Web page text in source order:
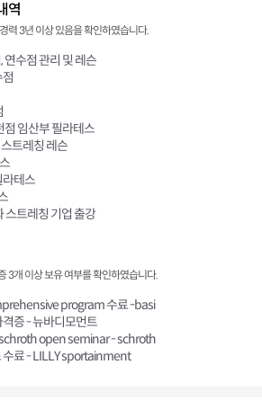
역
력 3년 이상 있음을 확인하였습니다.
연수점 관리 및 레슨
임산부 필라테스
트레칭 레슨
라테스
스트레칭 기업 출강
3개 이상 보유 여부를 확인하였습니다.
program 수료 -basi
증 - 뉴바디모먼트
open seminar - schroth
수료 - LILLY sportainment